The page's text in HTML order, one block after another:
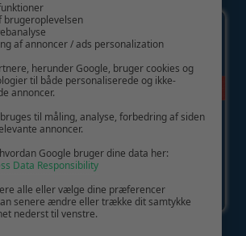
brugeroplevelsen
af annoncer / ads personalization
herunder Google, bruger cookies og
til både personaliserede og ikke-
annoncer.
til måling, analyse, forbedring af siden
annoncer.
Google bruger dine data her:
Data Responsibility
alle eller vælge dine præferencer
senere ændre eller trække dit samtykke
nederst til venstre.